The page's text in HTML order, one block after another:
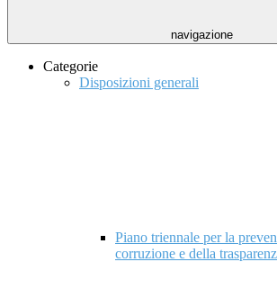
navigazione
Categorie
Disposizioni generali
Piano triennale per la
corruzione e della